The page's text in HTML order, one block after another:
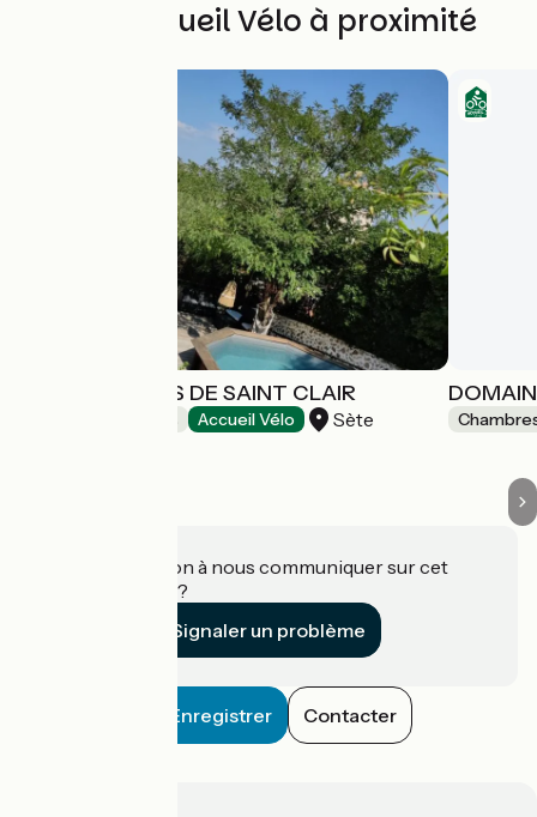
Autres Accueil Vélo à proximité
LES TERRASSES DE SAINT CLAIR
Accueil Vélo Sète
Une information à nous communiquer sur cet
établissement ?
Signaler un problème
Enregistrer Contacter